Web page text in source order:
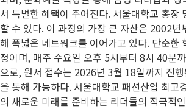
서 특별한 혜택이 주어진다. 서울대학교 총
할 수 있다. 이 과정의 가장 큰 자산은 2002
해 폭넓은 네트워크를 이어가고 있다. 단순
정이며, 매주 수요일 오후 5시부터 8시 40분
으로, 원서 접수는 2026년 3월 18일까지 진
을 통해 가능하다. 서울대학교 패션산업 최
의 새로운 미래를 준비하는 리더들의 적극적